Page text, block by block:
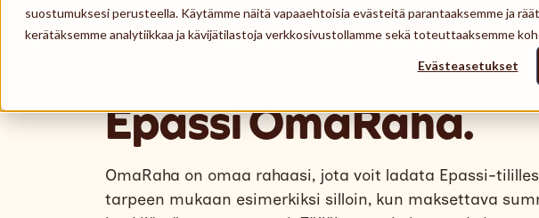
suostumuksesi perusteella. Käytämme näitä vapaaehtoisia evästeitä parantaaksemme ja
kerätäksemme analytiikkaa ja kävijätilastoja verkkosivustollamme sekä toteuttaaksemme
Evästeasetukset
Epassi OmaRaha.
OmaRaha on omaa rahaasi, jota voit ladata Epassi-
tarpeen mukaan esimerkiksi silloin, kun maksettava